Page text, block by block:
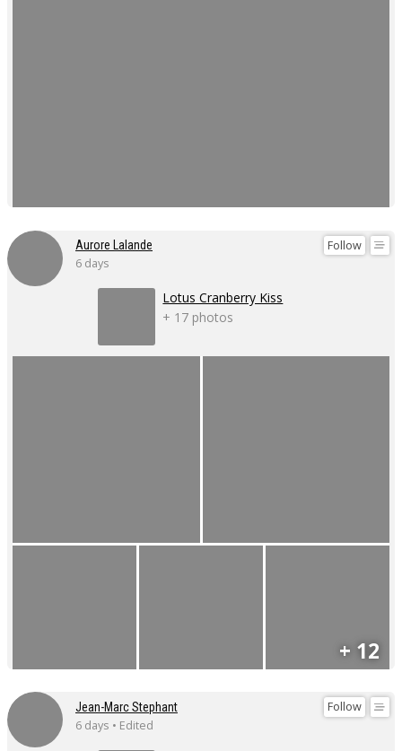
Follow
Aurore Lalande
6 days
Lotus Cranberry Kiss
+ 17 photos
+ 12
Follow
Jean-Marc Stephant
6 days • Edited